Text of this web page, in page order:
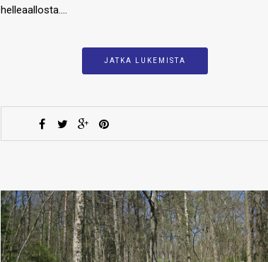
helleaallosta….
JATKA LUKEMISTA